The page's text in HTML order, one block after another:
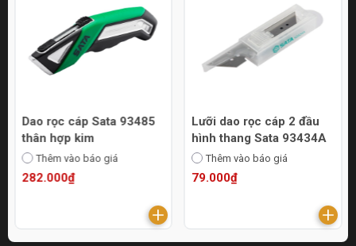
Dao rọc cáp Sata 93485
thân hợp kim
Thêm vào báo giá
282.000₫
Lưỡi dao rọc cáp 2 đầu
hình thang Sata 93434A
Thêm vào báo giá
79.000₫